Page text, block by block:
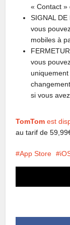
« Contact »
SIGNAL
vous
mobiles à
vous
si vous
TomTom est
au tarif de
App Store